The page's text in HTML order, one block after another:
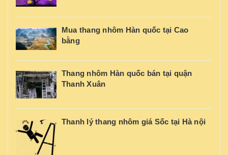
Mua thang nhôm Hàn quốc tại Cao
bằng
Thang nhôm Hàn quốc bán tại quận
Thanh Xuân
Thanh lý thang nhôm giá Sốc tại Hà nội